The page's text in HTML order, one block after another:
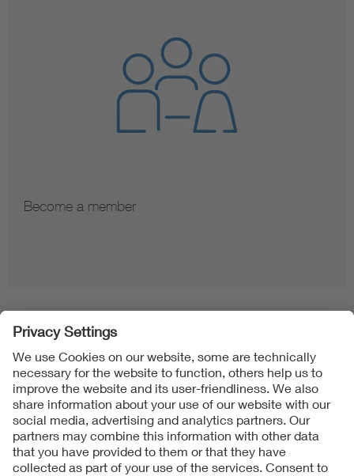
Become a member
Folgen Sie uns